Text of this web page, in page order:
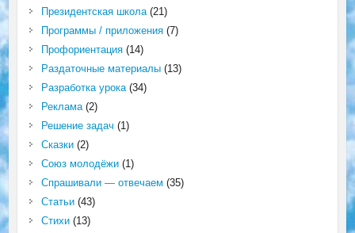
Президентская школа(21)
Программы / приложения(7)
Профориентация(14)
Раздаточные материалы(13)
Разработка урока(34)
Реклама(2)
Решение задач (1)
Сказки(2)
Союз молодёжи(1)
Спрашивали — отвечаем (35)
Статьи(43)
Стихи(13)